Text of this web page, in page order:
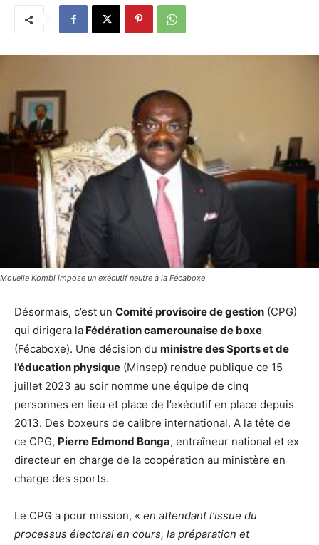
Mouelle Kombi impose un exécutif neutre à la Fécaboxe
Désormais, c’est un Comité provisoire de gestion (CPG)
qui dirigera la Fédération camerounaise de boxe
(Fécaboxe). Une décision du ministre des Sports et de
l’éducation physique (Minsep) rendue publique ce 15
juillet 2023 au soir nomme une équipe de cinq
personnes en lieu et place de l’exécutif en place depuis
2013. Des boxeurs de calibre international. A la tête de
ce CPG, Pierre Edmond Bonga, entraîneur national et ex
directeur en charge de la coopération au ministère en
charge des sports.
Le CPG a pour mission, « en attendant l’issue du
processus électoral en cours, la préparation et